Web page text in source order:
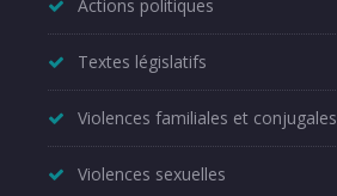
Actions politiques
Textes législatifs
Violences familiales et conjugales
Violences sexuelles